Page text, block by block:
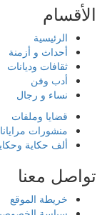
الأقسام
الرئيسية
أحداث و أزمنة
ثقافات وديانات
أدب وفن
نساء و رجال
قضايا وملفات
منشورات مرايانا
ألف حكاية
تواصل معنا
خريطة الموقع